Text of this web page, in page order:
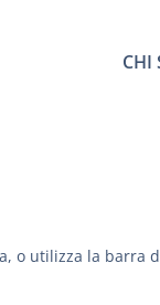
CHI
o utilizza la barra